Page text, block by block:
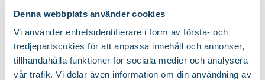
Denna webbplats använder cookies
Vi använder enhetsidentifierare i form av första- och
tredjepartscokies för att anpassa innehåll och annonser,
tillhandahålla funktioner för sociala medier och analysera
vår trafik. Vi delar även information om din användning av